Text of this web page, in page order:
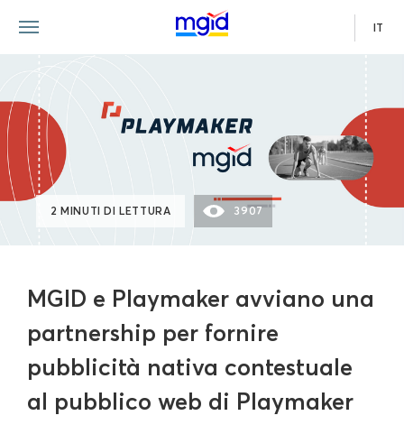
IT
MGID e Playmaker avviano una
partnership per fornire
pubblicità nativa contestuale
al pubblico web di Playmaker
2 MINUTI DI LETTURA 3907